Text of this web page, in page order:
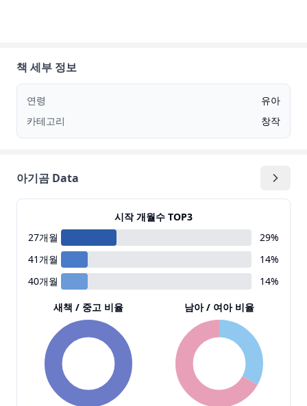
책 세부 정보
연령
유아
카테고리
창작
아기곰 Data
시작 개월수 TOP3
27개월 29%
41개월 14%
40개월 14%
새책 / 중고 비율
남아 / 여아 비율